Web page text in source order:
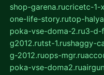
shop-garena.rucricetc-1-
one-life-story.rutop-
poka-vse-doma-2.ru3-d-
g2012.rutst-1.rushaggy-
g-2012.ruops-mgr.ru
poka-vse-doma2.ru